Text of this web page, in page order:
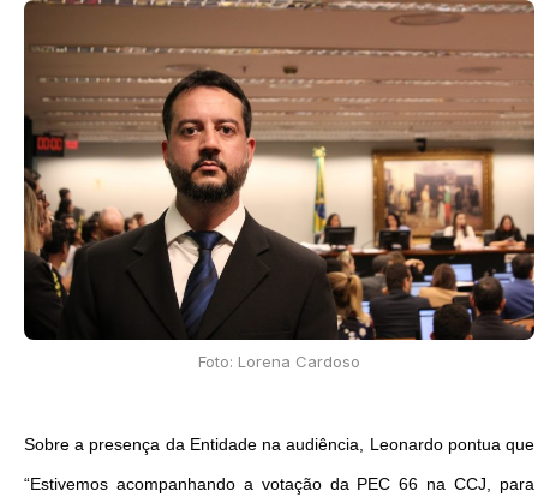
Foto: Lorena Cardoso
Sobre a presença da Entidade na audiência, Leonardo pontua que
“Estivemos acompanhando a votação da PEC 66 na CCJ, para